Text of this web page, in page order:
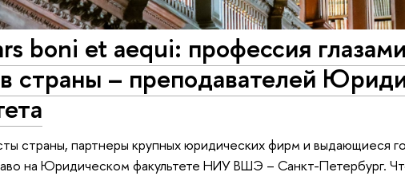
boni et aequi: профессия
страны – преподавателей
страны, партнеры крупных юридических фирм и выдающиеся
на Юридическом факультете НИУ ВШЭ – Санкт-Петербург.